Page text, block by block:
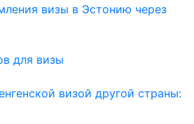
визы в Эстонию через
для визы
визой другой страны: